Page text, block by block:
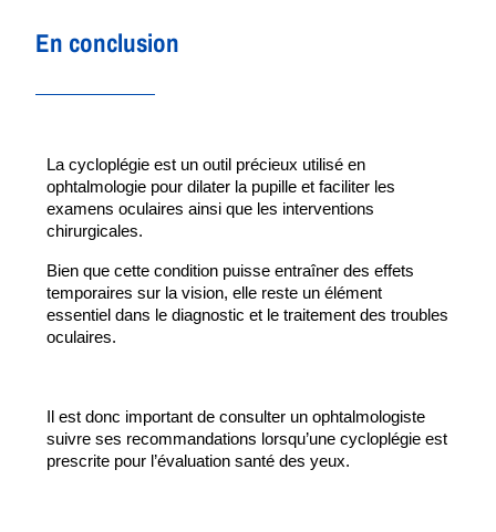
En conclusion
La cycloplégie est un outil précieux utilisé en
ophtalmologie pour dilater la pupille et faciliter les
examens oculaires ainsi que les interventions
chirurgicales.
Bien que cette condition puisse entraîner des effets
temporaires sur la vision, elle reste un élément
essentiel dans le diagnostic et le traitement des troubles
oculaires.
Il est donc important de consulter un ophtalmologiste
suivre ses recommandations lorsqu’une cycloplégie est
prescrite pour l’évaluation santé des yeux.